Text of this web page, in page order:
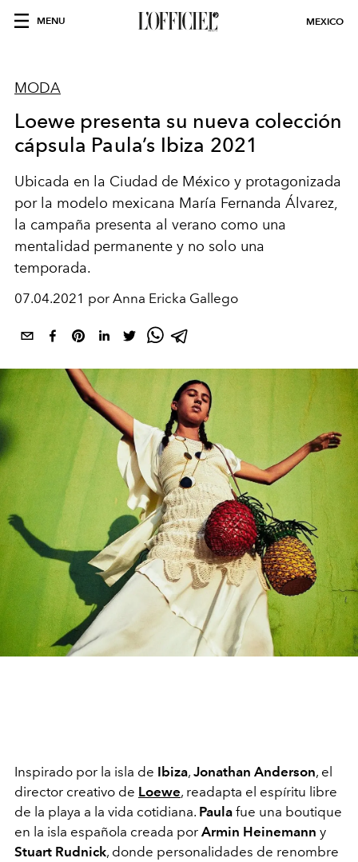
MENU MEXICO
MODA
Loewe presenta su nueva colección
cápsula Paula’s Ibiza 2021
Ubicada en la Ciudad de México y protagonizada
por la modelo mexicana María Fernanda Álvarez,
la campaña presenta al verano como una
mentalidad permanente y no solo una
temporada.
07.04.2021 por Anna Ericka Gallego
Inspirado por la isla de Ibiza, Jonathan Anderson, el
director creativo de Loewe, readapta el espíritu libre
de la playa a la vida cotidiana. Paula fue una boutique
en la isla española creada por Armin Heinemann y
Stuart Rudnick, donde personalidades de renombre